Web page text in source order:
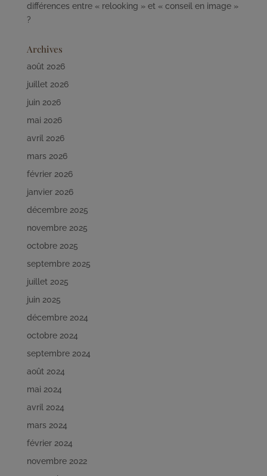
différences entre « relooking » et « conseil en image »
?
Archives
août 2026
juillet 2026
juin 2026
mai 2026
avril 2026
mars 2026
février 2026
janvier 2026
décembre 2025
novembre 2025
octobre 2025
septembre 2025
juillet 2025
juin 2025
décembre 2024
octobre 2024
septembre 2024
août 2024
mai 2024
avril 2024
mars 2024
février 2024
novembre 2022